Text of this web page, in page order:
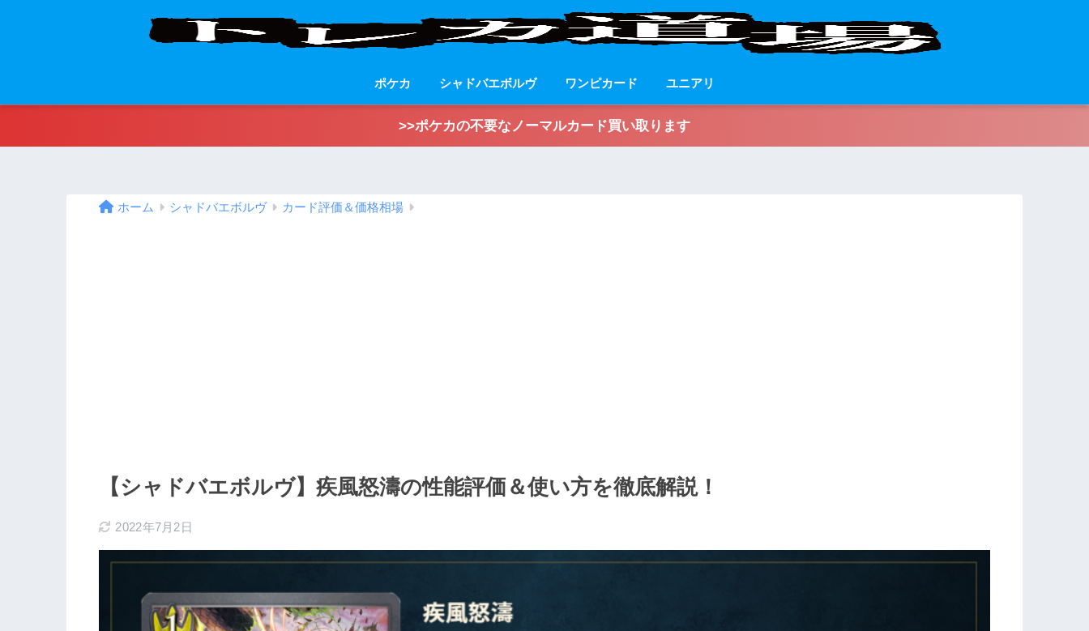
ポケカ シャドバエボルヴ ワンピカード ユニアリ
>>ポケカの不要なノーマルカード買い取ります
ホーム シャドバエボルヴ カード評価＆価格相場
【シャドバエボルヴ】疾風怒濤の性能評価＆使い方を徹底解説！
2022年7月2日